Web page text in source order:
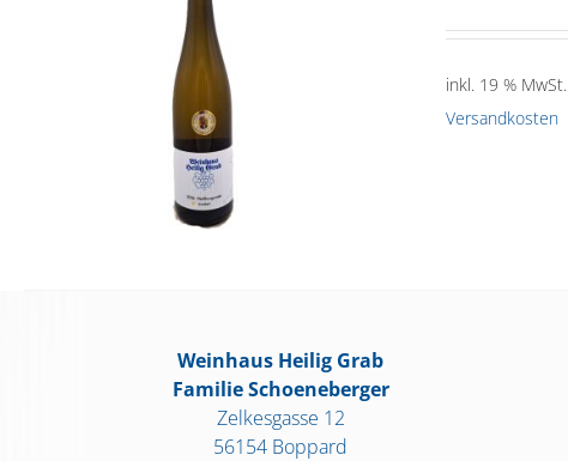
inkl. 19 % MwSt.
Versandkosten
Weinhaus Heilig Grab
Familie Schoeneberger
Zelkesgasse 12
56154 Boppard